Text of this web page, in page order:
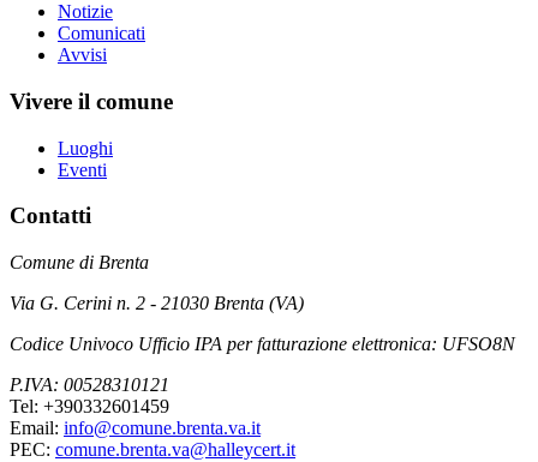
Notizie
Comunicati
Avvisi
Vivere il comune
Luoghi
Eventi
Contatti
Comune di Brenta
Via G. Cerini n. 2 - 21030 Brenta (VA)
Codice Univoco Ufficio IPA per fatturazione elettronica: UFSO8N
P.IVA: 00528310121
Tel: +390332601459
Email: info@comune.brenta.va.it
PEC: comune.brenta.va@halleycert.it